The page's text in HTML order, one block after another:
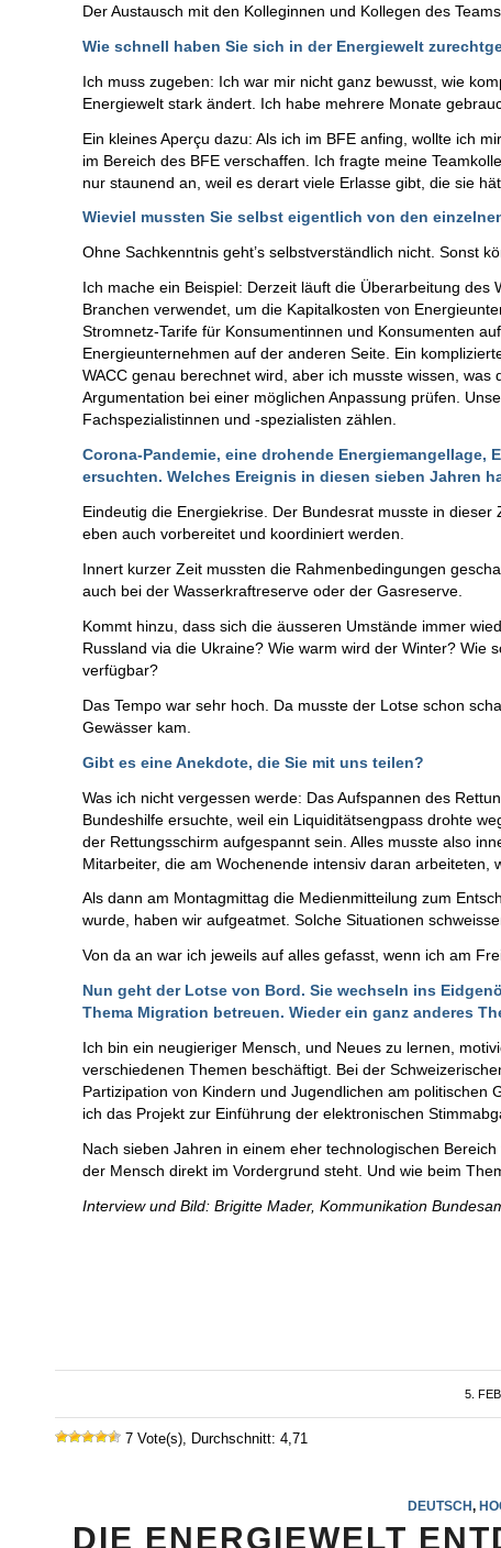
Der Austausch mit den Kolleginnen und Kollegen des
Wie schnell haben Sie sich in der Energiewelt
Ich muss zugeben: Ich war mir nicht ganz bewusst, wie
Energiewelt stark ändert. Ich habe mehrere Monate
Ein kleines Aperçu dazu: Als ich im BFE anfing, wollte ich
im Bereich des BFE verschaffen. Ich fragte meine
nur staunend an, weil es derart viele Erlasse gibt, die sie
Wieviel mussten Sie selbst eigentlich von den
Ohne Sachkenntnis geht’s selbstverständlich nicht. Sonst
Ich mache ein Beispiel: Derzeit läuft die Überarbeitung des
Branchen verwendet, um die Kapitalkosten von
Stromnetz-Tarife für Konsumentinnen und Konsumenten
Energieunternehmen auf der anderen Seite. Ein
WACC genau berechnet wird, aber ich musste wissen,
Argumentation bei einer möglichen Anpassung prüfen.
Fachspezialistinnen und -spezialisten zählen.
Corona-Pandemie, eine drohende
ersuchten. Welches Ereignis in diesen sieben Jahren
Eindeutig die Energiekrise. Der Bundesrat musste in
eben auch vorbereitet und koordiniert werden.
Innert kurzer Zeit mussten die Rahmenbedingungen
auch bei der Wasserkraftreserve oder der Gasreserve.
Kommt hinzu, dass sich die äusseren Umstände immer
Russland via die Ukraine? Wie warm wird der Winter? Wie
verfügbar?
Das Tempo war sehr hoch. Da musste der Lotse schon
Gewässer kam.
Gibt es eine Anekdote, die Sie mit uns teilen?
Was ich nicht vergessen werde: Das Aufspannen des
Bundeshilfe ersuchte, weil ein Liquiditätsengpass drohte
der Rettungsschirm aufgespannt sein. Alles musste also
Mitarbeiter, die am Wochenende intensiv daran arbeiteten,
Als dann am Montagmittag die Medienmitteilung zum
wurde, haben wir aufgeatmet. Solche Situationen
Von da an war ich jeweils auf alles gefasst, wenn ich am
Nun geht der Lotse von Bord. Sie wechseln ins
Thema Migration betreuen. Wieder ein ganz anderes
Ich bin ein neugieriger Mensch, und Neues zu lernen,
verschiedenen Themen beschäftigt. Bei der
Partizipation von Kindern und Jugendlichen am politischen
ich das Projekt zur Einführung der elektronischen
Nach sieben Jahren in einem eher technologischen
der Mensch direkt im Vordergrund steht. Und wie beim
Interview und Bild: Brigitte Mader, Kommunikation
5.
7 Vote(s), Durchschnitt: 4,71
DEUTSCH,
DIE ENERGIEWELT